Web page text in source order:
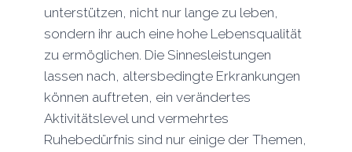
unterstützen, nicht nur lange zu leben,
sondern ihr auch eine hohe Lebensqualität
zu ermöglichen. Die Sinnesleistungen
lassen nach, altersbedingte Erkrankungen
können auftreten, ein verändertes
Aktivitätslevel und vermehrtes
Ruhebedürfnis sind nur einige der Themen,